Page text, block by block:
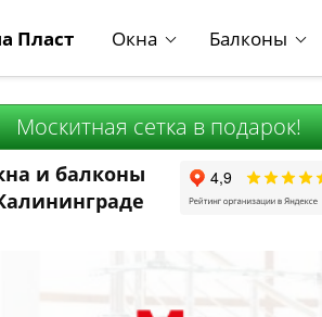
Пласт Окна Балконы
Москитная сетка в подарок!
и балконы